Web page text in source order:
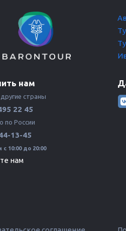
нам
страны
22 45
по России
13-45
с 10:00 до 20:00
нам